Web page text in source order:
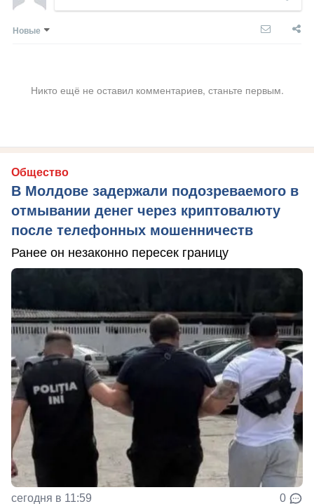
Новые
Никто ещё не оставил комментариев, станьте первым.
Общество
В Молдове задержали подозреваемого в
отмывании денег через криптовалюту
после телефонных мошенничеств
Ранее он незаконно пересек границу
сегодня в 11:59 0